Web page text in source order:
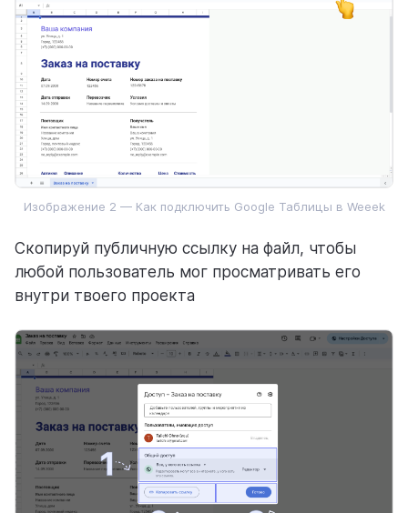
Изображение 2 — Как подключить Google Таблицы в Weeek
Скопируй публичную ссылку на файл, чтобы
любой пользователь мог просматривать его
внутри твоего проекта